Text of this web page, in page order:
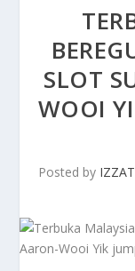
SLOT
WOOI
Posted by